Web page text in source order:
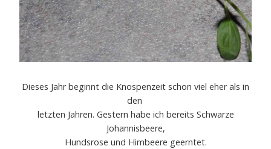
Dieses Jahr beginnt die Knospenzeit schon viel eher als in
den
letzten Jahren. Gestern habe ich bereits Schwarze
Johannisbeere,
Hundsrose und Himbeere geerntet.